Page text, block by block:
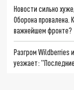
Новости сильно
Оборона провалена.
важнейшем фронте?
Разгром Wildberries
уезжает: